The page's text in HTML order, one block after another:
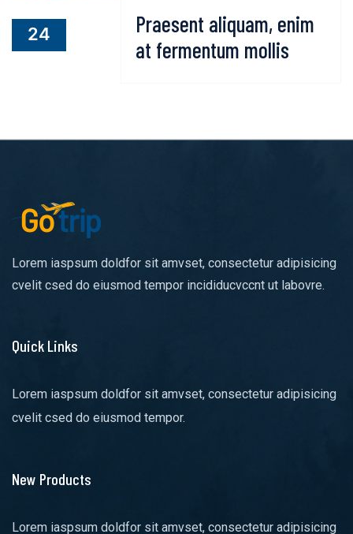
Praesent aliquam, enim
at fermentum mollis
24
Lorem iaspsum doldfor sit amvset, consectetur adipisicing
cvelit csed do eiusmod tempor incididucvccnt ut labovre.
Quick Links
Lorem iaspsum doldfor sit amvset, consectetur adipisicing
cvelit csed do eiusmod tempor.
New Products
Lorem iaspsum doldfor sit amvset, consectetur adipisicing